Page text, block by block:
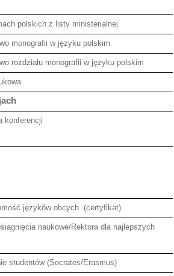
polskich z listy ministerialnej
monografii w języku polskim
rozdziału monografii w języku polskim
konferencji
języków obcych (certyfikat)
naukowe/Rektora dla najlepszych
studentów (Socrates/Erasmus)